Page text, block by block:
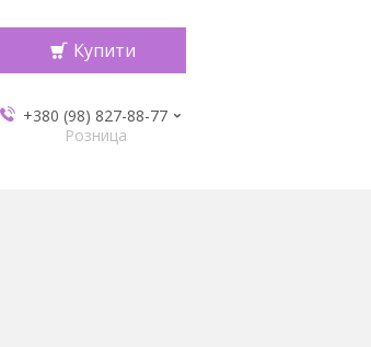
Купити
+380 (98) 827-88-77
Розница